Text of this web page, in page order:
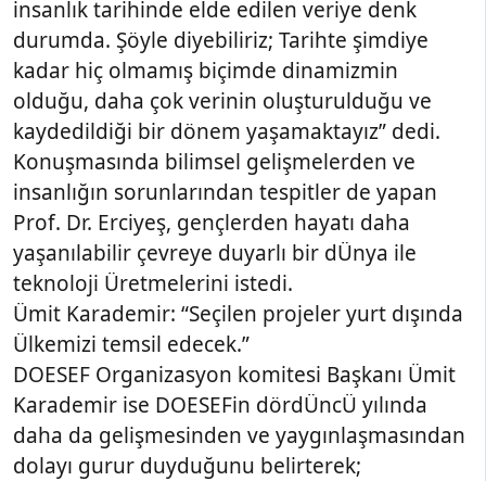
insanlık tarihinde elde edilen veriye denk
durumda. Şöyle diyebiliriz; Tarihte şimdiye
kadar hiç olmamış biçimde dinamizmin
olduğu, daha çok verinin oluşturulduğu ve
kaydedildiği bir dönem yaşamaktayız” dedi.
Konuşmasında bilimsel gelişmelerden ve
insanlığın sorunlarından tespitler de yapan
Prof. Dr. Erciyeş, gençlerden hayatı daha
yaşanılabilir çevreye duyarlı bir dÜnya ile
teknoloji Üretmelerini istedi.
Ümit Karademir: “Seçilen projeler yurt dışında
Ülkemizi temsil edecek.”
DOESEF Organizasyon komitesi Başkanı Ümit
Karademir ise DOESEFin dördÜncÜ yılında
daha da gelişmesinden ve yaygınlaşmasından
dolayı gurur duyduğunu belirterek;